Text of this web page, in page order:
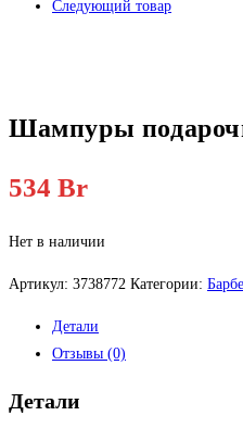
Следующий товар
Шампуры
534 Br
Нет в наличии
Артикул: 3738772 Категории:
Детали
Отзывы (0)
Детали